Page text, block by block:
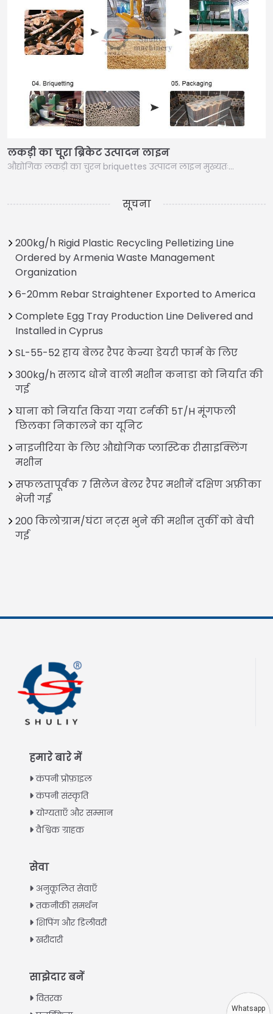
लकड़ी का चूरा ब्रिकेट उत्पादन लाइन
औद्योगिक लकड़ी का चुरन briquettes उत्पादन लाइन मुख्यतः…
सूचना
200kg/h Rigid Plastic Recycling Pelletizing Line
Ordered by Armenia Waste Management
Organization
6-20mm Rebar Straightener Exported to America
Complete Egg Tray Production Line Delivered and
Installed in Cyprus
SL-55-52 हाय बेलर रैपर केन्या डेयरी फार्म के लिए
300kg/h सलाद धोने वाली मशीन कनाडा को निर्यात की
गई
घाना को निर्यात किया गया टर्नकी 5T/H मूंगफली
छिलका निकालने का यूनिट
नाइजीरिया के लिए औद्योगिक प्लास्टिक रीसाइक्लिंग
मशीन
सफलतापूर्वक 7 सिलेज बेलर रैपर मशीनें दक्षिण अफ्रीका
भेजी गईं
200 किलोग्राम/घंटा नट्स भुने की मशीन तुर्की को बेची
गई
हमारे बारे में
कंपनी प्रोफ़ाइल
कंपनी संस्कृति
योग्यताएँ और सम्मान
वैश्विक ग्राहक
सेवा
अनुकूलित सेवाएँ
तकनीकी समर्थन
शिपिंग और डिलीवरी
खरीदारी
साझेदार बनें
वितरक
Vietnamese
Whatsapp